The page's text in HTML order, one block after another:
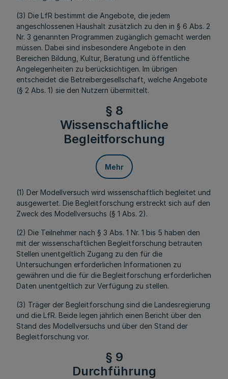
(3) Die LfR bestimmt die Angebote, die jedem
angeschlossenen Haushalt zusätzlich zu den in § 6 Abs. 2
Nr. 3 genannten Programmen zugänglich gemacht werden
müssen. Dabei sind insbesondere Angebote in den
Bereichen Bildung, Kultur, Beratung und öffentliche
Angelegenheiten zu berücksichtigen. Im übrigen
entscheidet die Betreibergesellschaft, welche Angebote
(§ 2 Abs. 1) sie den Nutzern übermittelt.
§ 8
Wissenschaftliche
Begleitforschung
Mehr
(1) Der Modellversuch wird wissenschaftlich begleitet und
ausgewertet. Die Begleitforschung erstreckt sich auf den
Zweck des Modellversuchs (§ 1 Abs. 2).
(2) Die Teilnehmer nach § 3 Abs. 1 Nr. 1 bis 5 haben den
mit der wissenschaftlichen Begleitforschung betrauten
Stellen unentgeltlich Zugang zu den für die
Untersuchungen erforderlichen Informationen zu
gewähren und die für die Begleitforschung erforderlichen
Daten unentgeltlich zur Verfügung zu stellen.
(3) Träger der Begleitforschung sind die Landesregierung
und die LfR. Beide legen jährlich einen Bericht über den
Stand des Modellversuchs und über den Stand der
Begleitforschung vor.
§ 9
Durchführung